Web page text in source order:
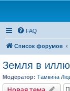
FAQ
Список форумов
Земля в
Модератор: Тамкина